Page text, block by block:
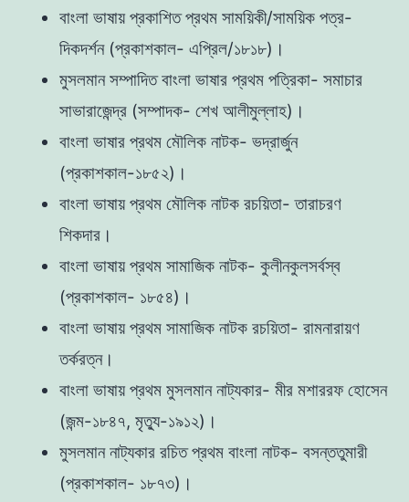
বাংলা ভাষায় প্রকাশিত প্রথম সাময়িকী/সাময়িক পত্র-
দিকদর্শন (প্রকাশকাল- এপ্রিল/১৮১৮)।
মুসলমান সম্পাদিত বাংলা ভাষার প্রথম পত্রিকা- সমাচার
সাভারাজেন্দ্র (সম্পাদক- শেখ আলীমুল্লাহ)।
বাংলা ভাষার প্রথম মৌলিক নাটক- ভদ্রার্জুন
(প্রকাশকাল-১৮৫২)।
বাংলা ভাষায় প্রথম মৌলিক নাটক রচয়িতা- তারাচরণ
শিকদার।
বাংলা ভাষায় প্রথম সামাজিক নাটক- কুলীনকুলসর্বস্ব
(প্রকাশকাল- ১৮৫৪)।
বাংলা ভাষায় প্রথম সামাজিক নাটক রচয়িতা- রামনারায়ণ
তর্করত্ন।
বাংলা ভাষায় প্রথম মুসলমান নাট্যকার- মীর মশাররফ হোসেন
(জন্ম-১৮৪৭, মৃত্যু-১৯১২)।
মুসলমান নাট্যকার রচিত প্রথম বাংলা নাটক- বসন্ততুমারী
(প্রকাশকাল- ১৮৭৩)।